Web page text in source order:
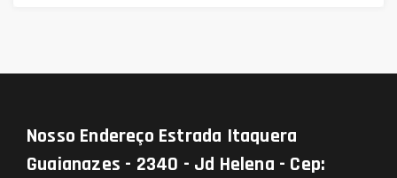
Nosso Endereço Estrada Itaquera
Guaianazes - 2340 - Jd Helena - Cep: